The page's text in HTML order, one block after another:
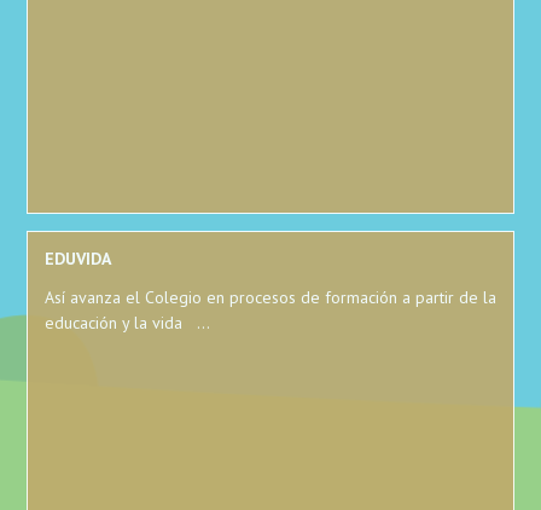
EDUVIDA
Así avanza el Colegio en procesos de formación a partir de la
educación y la vida ...